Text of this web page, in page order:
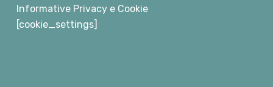
Informative Privacy e Cookie
[cookie_settings]